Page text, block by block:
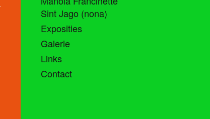
Sint Jago (nona)
Exposities
Galerie
Links
Contact